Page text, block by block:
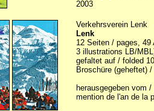
2003
Verkehrsverein Lenk
Lenk
12 Seiten / pages,
3 illustrations LB/
gefaltet auf / folded
Broschüre (geheftet)
herausgegeben vom
mention de l'an de la